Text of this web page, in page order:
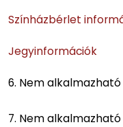
Színházbérlet
Jegyinformációk
6. Nem alkalmazható
7. Nem alkalmazható